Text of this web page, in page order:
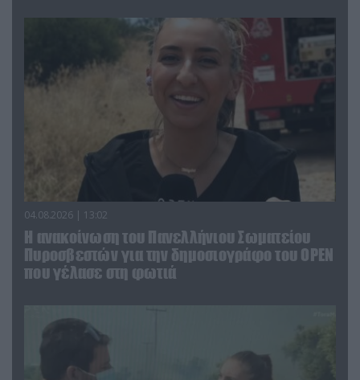
04.08.2026 | 13:02
Η ανακοίνωση του Πανελλήνιου Σωματείου
Πυροσβεστών για την δημοσιογράφο του OPEN
που γέλασε στη φωτιά